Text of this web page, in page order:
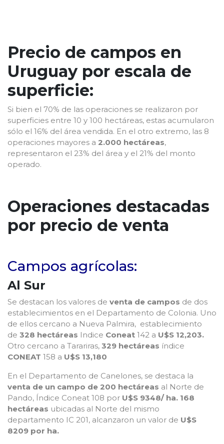
Precio de campos en
Uruguay por escala de
superficie:
Si bien el 70% de las operaciones se realizaron por
superficies entre 10 y 100 hectáreas, estas acumularon
sólo el 16% del área vendida. En el otro extremo, las 8
operaciones mayores a 2.000 hectáreas,
representaron el 23% del área y el 21% del monto
operado.
Operaciones destacadas
por precio de venta
Campos agrícolas:
Al Sur
Se destacan los valores de venta de campos de dos
establecimientos en el Departamento de Colonia. Uno
de ellos cercano a Nueva Palmira, establecimiento
de 328 hectáreas Indice Coneat 142 a U$S 12,203.
Otro cercano a Tarariras, 329 hectáreas índice
CONEAT 158 a U$S 13,180
En el Departamento de Canelones, se destaca la
venta de un campo de 200 hectáreas al Norte de
Pando, Índice Coneat 108 por U$S 9348/ ha. 168
hectáreas ubicadas al Norte del mismo
departamento IC 201, alcanzaron un valor de U$S
8209 por ha.